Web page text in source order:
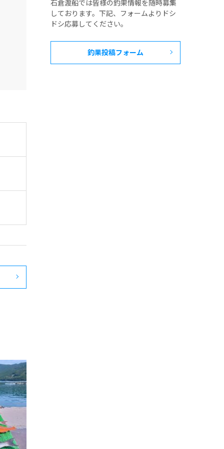
石倉渡船では皆様の釣果情報を随時募集
しております。下記、フォームよりドシ
ドシ応募してください。
釣果投稿フォーム